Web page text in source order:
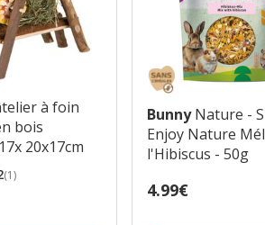
à foin
bois
20x17cm
(1)
BunnyNature -
Enjoy Nature
l'Hibiscus - 50g
Prix
4.99€